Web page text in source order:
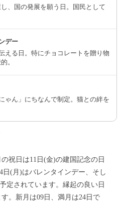
、国の発展を願う日。国民として
デー
える日。特にチョコレートを贈り物
。
ゃん」にちなんで制定。猫との絆を
祝日は11日(金)の建国記念の日
(月)はバレンタインデー、そし
定されています。縁起の良い日
。新月は09日、満月は24日で